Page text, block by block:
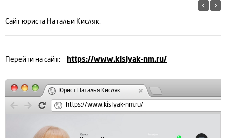
Сайт юриста Натальи Кисляк.
Перейти на сайт: https://www.kislyak-nm.ru/
Юрист Наталья Кисляк
https://www.kislyak-nm.ru/